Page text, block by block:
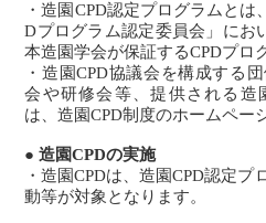
・造園CPD認定プログラムと
Dプログラム認定委員会」にお
本造園学会が保証するCPDプロ
・造園CPD協議会を構成する
会や研修会等、提供される造
は、造園CPD制度のホームペー
● 造園CPDの実施
・造園CPDは、造園CPD認定
動等が対象となります。